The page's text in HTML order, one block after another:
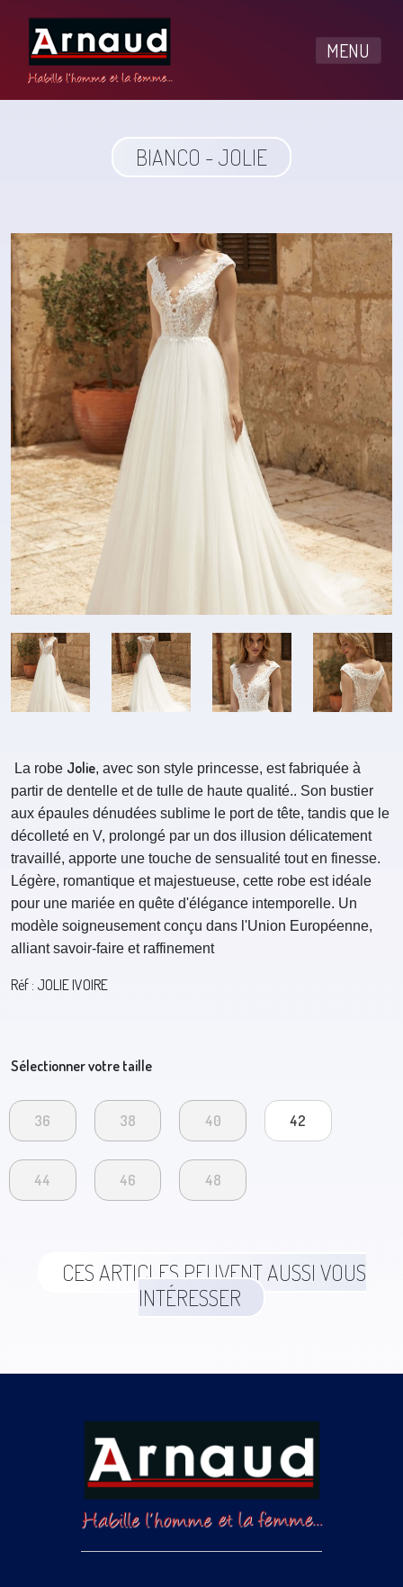
MENU
BIANCO - JOLIE
La robe Jolie, avec son style princesse, est fabriquée à
partir de dentelle et de tulle de haute qualité.. Son bustier
aux épaules dénudées sublime le port de tête, tandis que le
décolleté en V, prolongé par un dos illusion délicatement
travaillé, apporte une touche de sensualité tout en finesse.
Légère, romantique et majestueuse, cette robe est idéale
pour une mariée en quête d'élégance intemporelle. Un
modèle soigneusement conçu dans l'Union Européenne,
alliant savoir-faire et raffinement
Réf : JOLIE IVOIRE
Sélectionner votre taille
36 38 40 42
44 46 48
CES ARTICLES PEUVENT AUSSI VOUS
INTÉRESSER